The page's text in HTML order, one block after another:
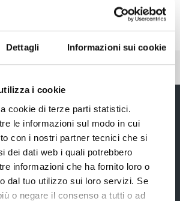
Dettagli Informazioni sui cookie
i cookie
cookie di terze parti statistici.
le informazioni sul modo in cui
con i nostri partner tecnici che si
dei dati web i quali potrebbero
informazioni che ha fornito loro o
dal tuo utilizzo sui loro servizi. Se
o negare il consenso a tutti o ad
— Ultima modifica: 25 Giugno 2020
di Reggio Emilia